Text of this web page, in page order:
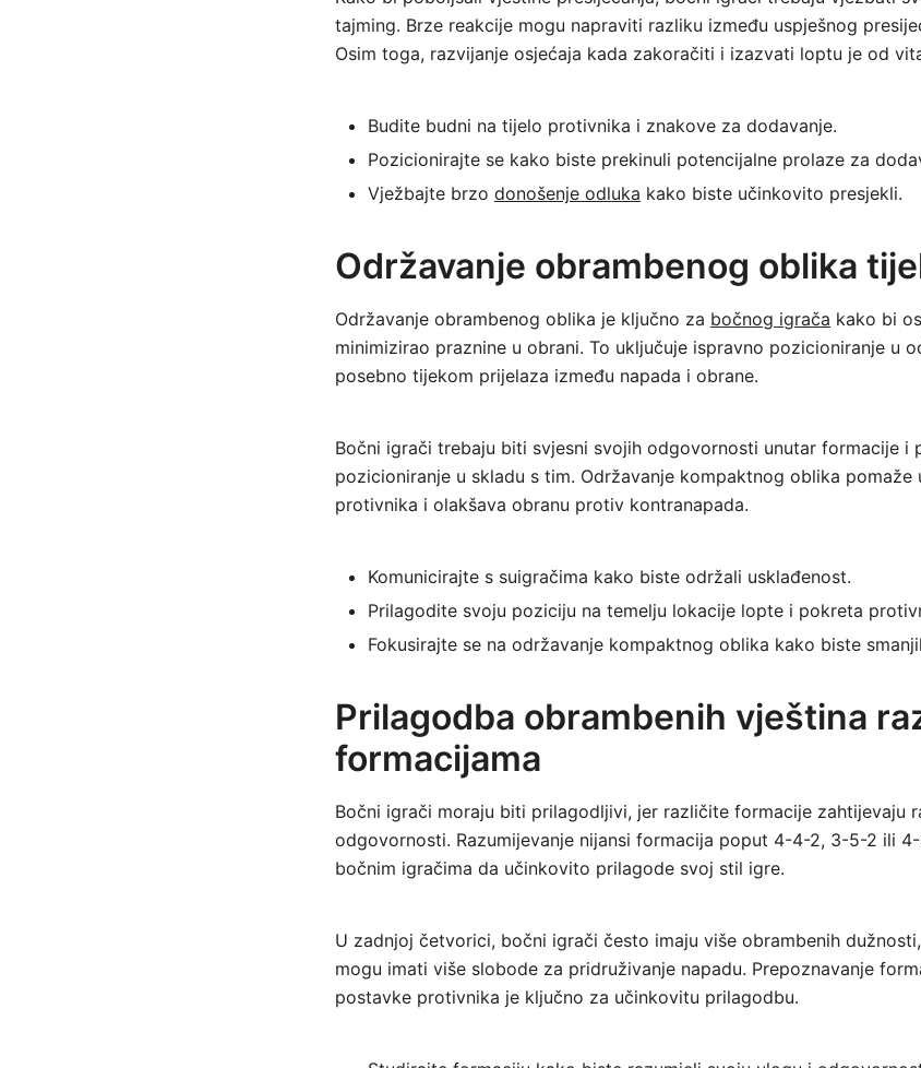
tajming. Brze reakcije mogu napraviti razliku između uspješnog
Osim toga, razvijanje osjećaja kada zakoračiti i izazvati loptu je od
Budite budni na tijelo protivnika i znakove za dodavanje.
Pozicionirajte se kako biste prekinuli potencijalne prolaze za
Vježbajte brzo donošenje odluka kako biste učinkovito presjekli.
Održavanje obrambenog oblika
Održavanje obrambenog oblika je ključno za bočnog igrača kako bi
minimizirao praznine u obrani. To uključuje ispravno pozicioniranje u
posebno tijekom prijelaza između napada i obrane.
Bočni igrači trebaju biti svjesni svojih odgovornosti unutar formacije i
pozicioniranje u skladu s tim. Održavanje kompaktnog oblika pomaže
protivnika i olakšava obranu protiv kontranapada.
Komunicirajte s suigračima kako biste održali usklađenost.
Prilagodite svoju poziciju na temelju lokacije lopte i pokreta
Fokusirajte se na održavanje kompaktnog oblika kako biste
Prilagodba obrambenih vještina
formacijama
Bočni igrači moraju biti prilagodljivi, jer različite formacije zahtijevaju
odgovornosti. Razumijevanje nijansi formacija poput 4-4-2, 3-5-2 ili
bočnim igračima da učinkovito prilagode svoj stil igre.
U zadnjoj četvorici, bočni igrači često imaju više obrambenih
mogu imati više slobode za pridruživanje napadu. Prepoznavanje
postavke protivnika je ključno za učinkovitu prilagodbu.